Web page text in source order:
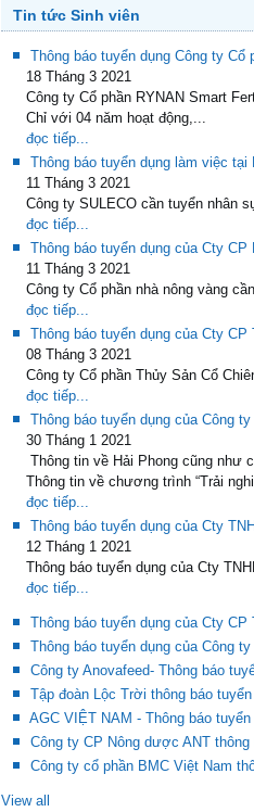
Tin tức Sinh viên
Thông báo tuyển dụng Công ty Cổ
18 Tháng 3 2021
Công ty Cổ phần RYNAN Smart
Chỉ với 04 năm hoạt động,...
đọc tiếp...
Thông báo tuyển dụng làm việc tại
11 Tháng 3 2021
Công ty SULECO cần tuyển nhân
đọc tiếp...
Thông báo tuyển dụng của Cty CP
11 Tháng 3 2021
Công ty Cổ phần nhà nông vàng
đọc tiếp...
Thông báo tuyển dụng của Cty CP
08 Tháng 3 2021
Công ty Cổ phần Thủy Sản Cổ
đọc tiếp...
Thông báo tuyển dụng của Công
30 Tháng 1 2021
Thông tin về Hải Phong cũng như
Thông tin về chương trình “Trải
đọc tiếp...
Thông báo tuyển dụng của Cty
12 Tháng 1 2021
Thông báo tuyển dụng của Cty
đọc tiếp...
Thông báo tuyển dụng của Cty CP
Thông báo tuyển dụng của Công
Công ty Anovafeed- Thông báo
Tập đoàn Lộc Trời thông báo
AGC VIỆT NAM - Thông báo
Công ty CP Nông dược ANT
Công ty cổ phần BMC Việt Nam
View all